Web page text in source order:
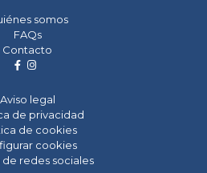
somos
FAQs
Contacto
Aviso legal
de privacidad
de cookies
cookies
de redes sociales